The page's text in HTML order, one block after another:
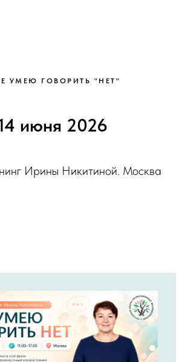
УМЕЮ ГОВОРИТЬ "НЕТ"
июня 2026
Ирины Никитиной. Москва